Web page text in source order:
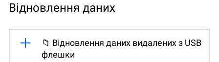
Відновлення даних
📁 Відновлення даних видалених з USB
флешки